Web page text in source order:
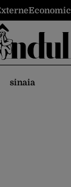
Economic
sinaia